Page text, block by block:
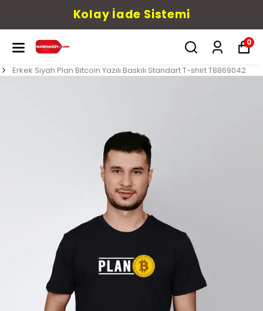
Kolay İade Sistemi
0
Erkek Siyah Plan Bitcoin Yazılı Baskılı Standart T-shirt T8869042